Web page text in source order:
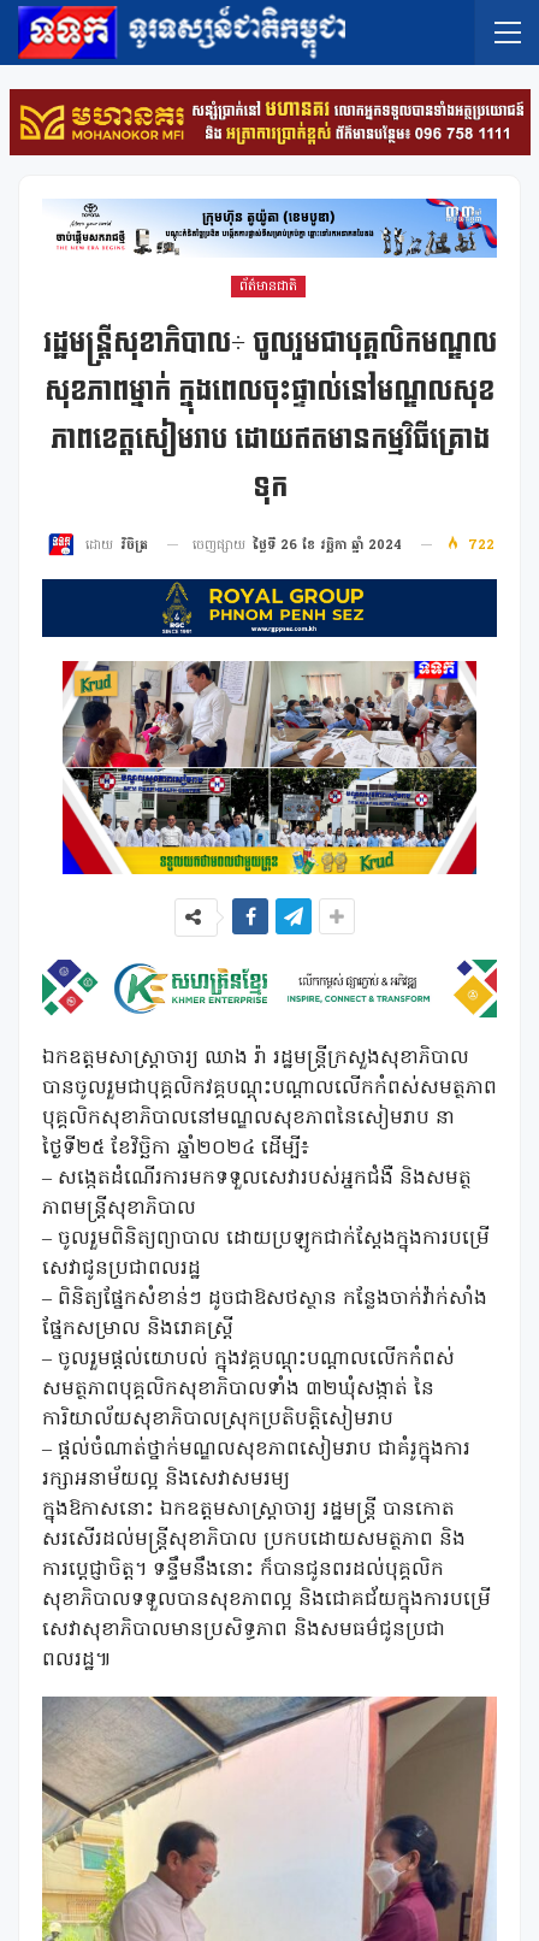
ព័ត៌មានជាតិ
រដ្ឋមន្រ្តីសុខាភិបាល÷ ចូលរួមជាបុគ្គលិកមណ្ឌល
សុខភាពម្នាក់ ក្នុងពេលចុះផ្ទាល់នៅមណ្ឌលសុខ
ភាពខេត្តសៀមរាប ដោយឥតមានកម្មវិធីគ្រោង
ទុក
ដោយ វិចិត្រ ចេញផ្សាយ ថ្ងៃទី 26 ខែ វច្ឆិកា ឆ្នាំ 2024 722
ឯកឧត្តមសាស្ត្រាចារ្យ ឈាង រ៉ា រដ្ឋមន្ត្រីក្រសួងសុខាភិបាល
បានចូលរួមជាបុគ្គលិកវគ្គបណ្តុះបណ្តាលលើកកំពស់សមត្ថភាព
បុគ្គលិកសុខាភិបាលនៅមណ្ឌលសុខភាពនៃសៀមរាប នា
ថ្ងៃទី២៥ ខែវិច្ឆិកា ឆ្នាំ២០២៤ ដើម្បី៖
– សង្កេតដំណើរការមកទទួលសេវារបស់អ្នកជំងឺ និងសមត្ថ
ភាពមន្រ្តីសុខាភិបាល
– ចូលរួមពិនិត្យព្យាបាល ដោយប្រឡូកជាក់ស្តែងក្នុងការបម្រើ
សេវាជូនប្រជាពលរដ្ឋ
– ពិនិត្យផ្នែកសំខាន់ៗ ដូចជាឱសថស្ថាន កន្លែងចាក់វ៉ាក់សាំង
ផ្នែកសម្រាល និងរោគស្រ្តី
– ចូលរួមផ្តល់យោបល់ ក្នុងវគ្គបណ្តុះបណ្តាលលើកកំពស់
សមត្ថភាពបុគ្គលិកសុខាភិបាលទាំង ៣២ឃុំសង្កាត់ នៃ
ការិយាល័យសុខាភិបាលស្រុកប្រតិបត្តិសៀមរាប
– ផ្តល់ចំណាត់ថ្នាក់មណ្ឌលសុខភាពសៀមរាប ជាគំរូក្នុងការ
រក្សាអនាម័យល្អ និងសេវាសមរម្យ
ក្នុងឱកាសនោះ ឯកឧត្ដមសាស្ត្រាចារ្យ រដ្ឋមន្ត្រី បានកោត
សរសើរដល់មន្រ្តីសុខាភិបាល ប្រកបដោយសមត្ថភាព និង
ការប្តេជ្ញាចិត្ត។ ទន្ទឹមនឹងនោះ ក៏បានជូនពរដល់បុគ្គលិក
សុខាភិបាលទទួលបានសុខភាពល្អ និងជោគជ័យក្នុងការបម្រើ
សេវាសុខាភិបាលមានប្រសិទ្ធភាព និងសមធម៌ជូនប្រជា
ពលរដ្ឋ៕